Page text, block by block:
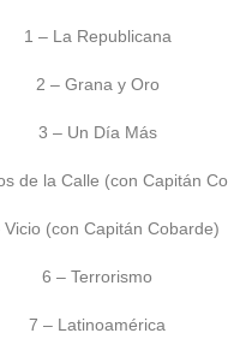
1 – La Republicana
2 – Grana y Oro
3 – Un Día Más
de la Calle (con Capitán
Vicio (con Capitán Cobarde)
6 – Terrorismo
7 – Latinoamérica